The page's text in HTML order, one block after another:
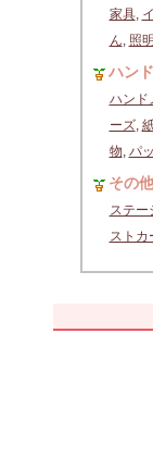
家具,
ん, 照明
ハン
ハンド
ーズ,
物, パ
その
ステー
ストカ